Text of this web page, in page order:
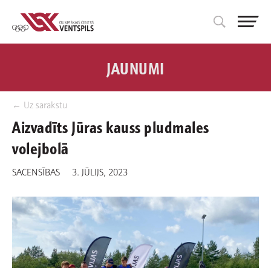
← Uz sarakstu
JAUNUMI
Aizvadīts Jūras kauss pludmales
volejbolā
SACENSĪBAS 3. JŪLIJS, 2023